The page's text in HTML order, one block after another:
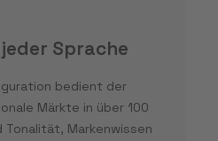
Sprache
bedient der
Märkte in über 100
Tonalität, Markenwissen